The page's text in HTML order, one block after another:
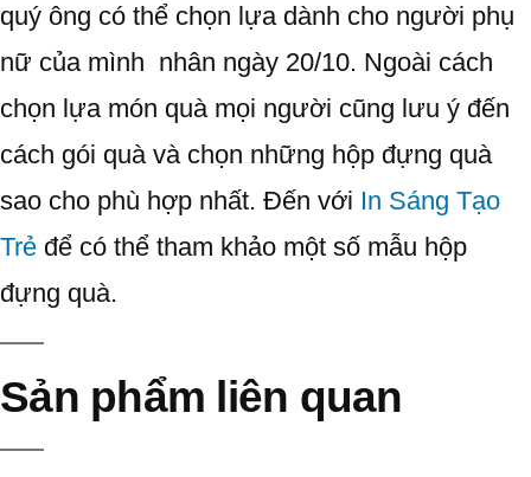
quý ông có thể chọn lựa dành cho người phụ
nữ của mình nhân ngày 20/10. Ngoài cách
chọn lựa món quà mọi người cũng lưu ý đến
cách gói quà và chọn những hộp đựng quà
sao cho phù hợp nhất. Đến với In Sáng Tạo
Trẻ để có thể tham khảo một số mẫu hộp
đựng quà.
Sản phẩm liên quan